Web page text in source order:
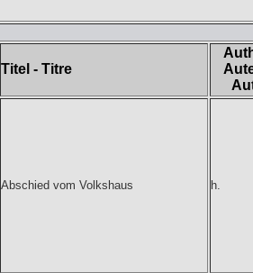
Titel - Titre
Abschied vom Volkshaus h.